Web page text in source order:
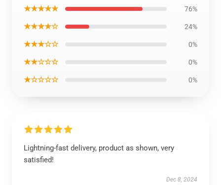
★★★★★ 76%
★★★★☆ 24%
★★★☆☆ 0%
★★☆☆☆ 0%
★☆☆☆☆ 0%
Lightning-fast delivery, product as shown, very
satisfied!
Dec 8, 2024